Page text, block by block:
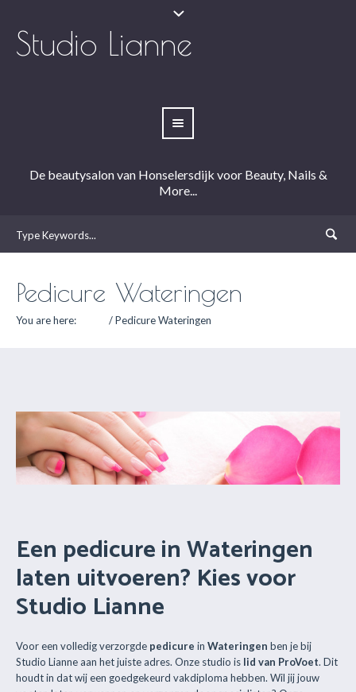
Studio Lianne
De beautysalon van Honselersdijk voor Beauty, Nails &
More...
Pedicure Wateringen
You are here: /Pedicure Wateringen
Een pedicure in Wateringen
laten uitvoeren? Kies voor
Studio Lianne
Voor een volledig verzorgde pedicure in Wateringen ben je bij
Studio Lianne aan het juiste adres. Onze studio is lid van ProVoet. Dit
houdt in dat wij een goedgekeurd vakdiploma hebben. Wil jij jouw